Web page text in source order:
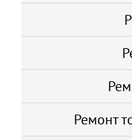
Ремонт